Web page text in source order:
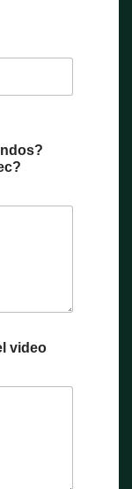
video